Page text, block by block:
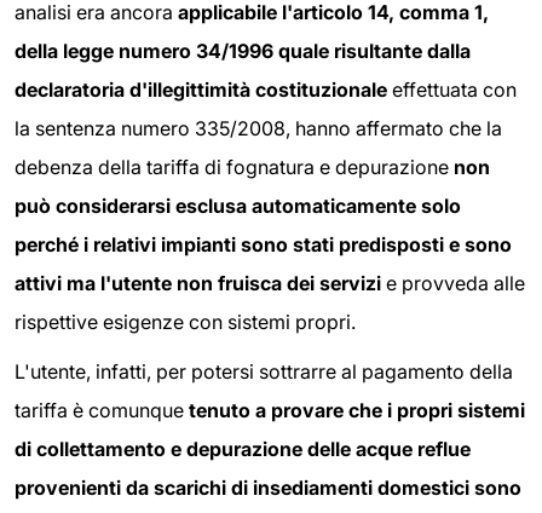
analisi era ancora applicabile l'articolo 14, comma 1,
della legge numero 34/1996 quale risultante dalla
declaratoria d'illegittimità costituzionale effettuata con
la sentenza numero 335/2008, hanno affermato che la
debenza della tariffa di fognatura e depurazione non
può considerarsi esclusa automaticamente solo
perché i relativi impianti sono stati predisposti e sono
attivi ma l'utente non fruisca dei servizi e provveda alle
rispettive esigenze con sistemi propri.
L'utente, infatti, per potersi sottrarre al pagamento della
tariffa è comunque tenuto a provare che i propri sistemi
di collettamento e depurazione delle acque reflue
provenienti da scarichi di insediamenti domestici sono